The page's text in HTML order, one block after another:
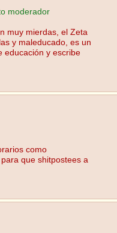
moderador
muy mierdas, el Zeta
y maleducado, es un
educación y escribe
como
que shitpostees a